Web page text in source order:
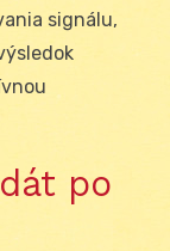
signálu,
po